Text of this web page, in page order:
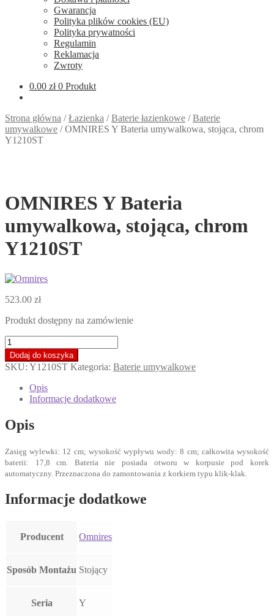
Gwarancja
Polityka plików cookies (EU)
Polityka prywatności
Regulamin
Reklamacja
Zwroty
0.00 zł 0 Produkt
Strona główna /Łazienka /Baterie łazienkowe /Baterie
umywalkowe /OMNIRES Y Bateria umywalkowa, stojąca, chrom
Y1210ST
OMNIRES Y Bateria
umywalkowa, stojąca, chrom
Y1210ST
523.00 zł
Produkt dostępny na zamówienie
ilość
OMNIRES
Y
Bateria
umywalkowa,
stojąca,
Y1210ST
Dodaj do koszyka
SKU: Y1210ST Kategoria: Baterie umywalkowe
Opis
Informacje dodatkowe
Opis
Zasięg wylewki: 12 cm; wysokość wypływu wody: 8 cm; całkowita wysokość
baterii: 17,8 cm. Bateria nie posiada otworu w korpusie pod korek
automatyczny. Przeznaczona do zamontowania z korkiem typu klik-klak.
Informacje dodatkowe
Producent Omnires
Sposób Montażu Stojący
Seria Y